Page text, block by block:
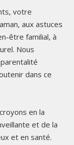
votre
aux astuces
être familial, à
Nous
dans ce
en la
et de la
et en santé.